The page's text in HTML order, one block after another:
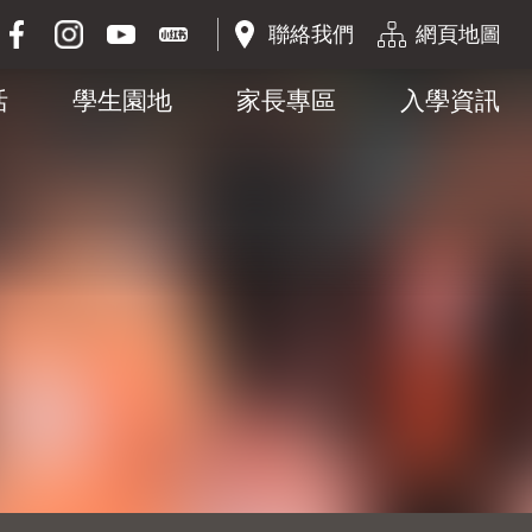
聯絡我們 網頁地圖
學生園地 家長專區 入學資訊